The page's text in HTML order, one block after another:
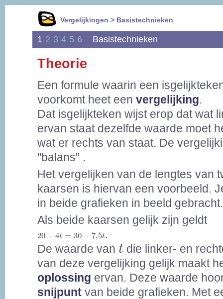
Vergelijkingen > Basistechnieken
1 2 3 4 5 6 Basistechnieken
Theorie
Een formule waarin een
voorkomt heet een vergelijking.
Dat isgelijkteken wijst erop dat wat
ervan staat dezelfde waarde moet
wat er rechts van staat. De
"balans" .
Het vergelijken van de lengtes van
kaarsen is hiervan een voorbeeld.
in beide grafieken in beeld gebracht.
Als beide kaarsen gelijk zijn geldt
20 − 4t = 30 − 7,5t
20 =30 7,5
.
De waarde van t
t die linker- en
van deze vergelijking gelijk maakt
oplossing ervan. Deze waarde
snijpunt van beide grafieken. Met